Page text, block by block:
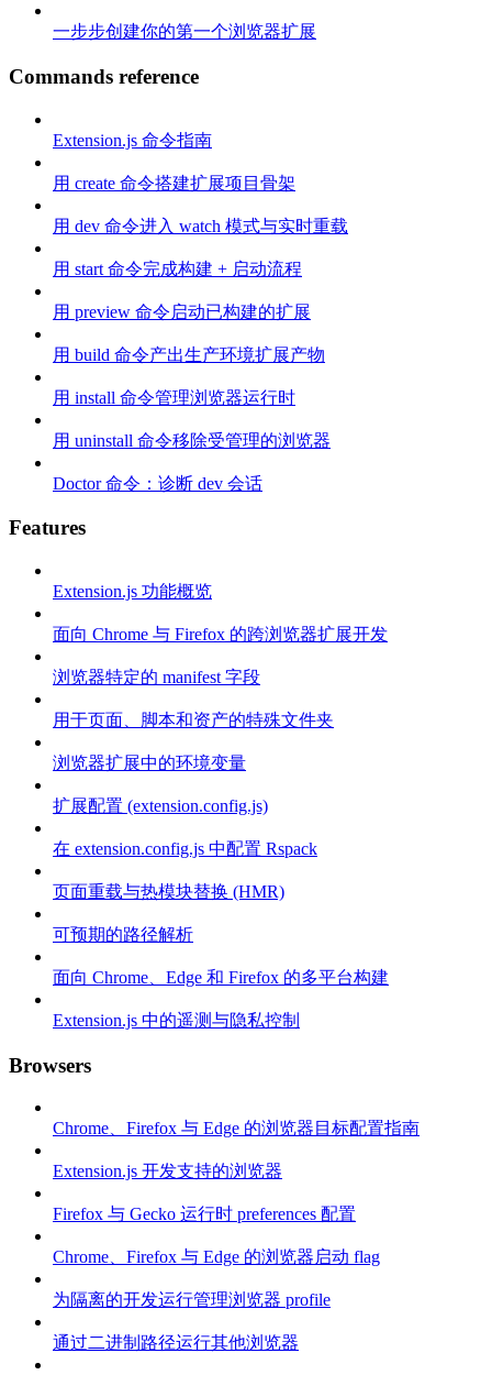
一步步创建你的第一个浏览器扩展
Commands reference
Extension.js 命令指南
用 create 命令搭建扩展项目骨架
用 dev 命令进入 watch 模式与实时重载
用 start 命令完成构建 + 启动流程
用 preview 命令启动已构建的扩展
用 build 命令产出生产环境扩展产物
用 install 命令管理浏览器运行时
用 uninstall 命令移除受管理的浏览器
Doctor 命令：诊断 dev 会话
Features
Extension.js 功能概览
面向 Chrome 与 Firefox 的跨浏览器扩展开发
浏览器特定的 manifest 字段
用于页面、脚本和资产的特殊文件夹
浏览器扩展中的环境变量
扩展配置 (extension.config.js)
在 extension.config.js 中配置 Rspack
页面重载与热模块替换 (HMR)
可预期的路径解析
面向 Chrome、Edge 和 Firefox 的多平台构建
Extension.js 中的遥测与隐私控制
Browsers
Chrome、Firefox 与 Edge 的浏览器目标配置指南
Extension.js 开发支持的浏览器
Firefox 与 Gecko 运行时 preferences 配置
Chrome、Firefox 与 Edge 的浏览器启动 flag
为隔离的开发运行管理浏览器 profile
通过二进制路径运行其他浏览器